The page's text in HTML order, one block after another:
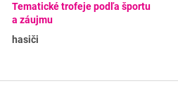
Tematické trofeje podľa športu
a záujmu
hasiči